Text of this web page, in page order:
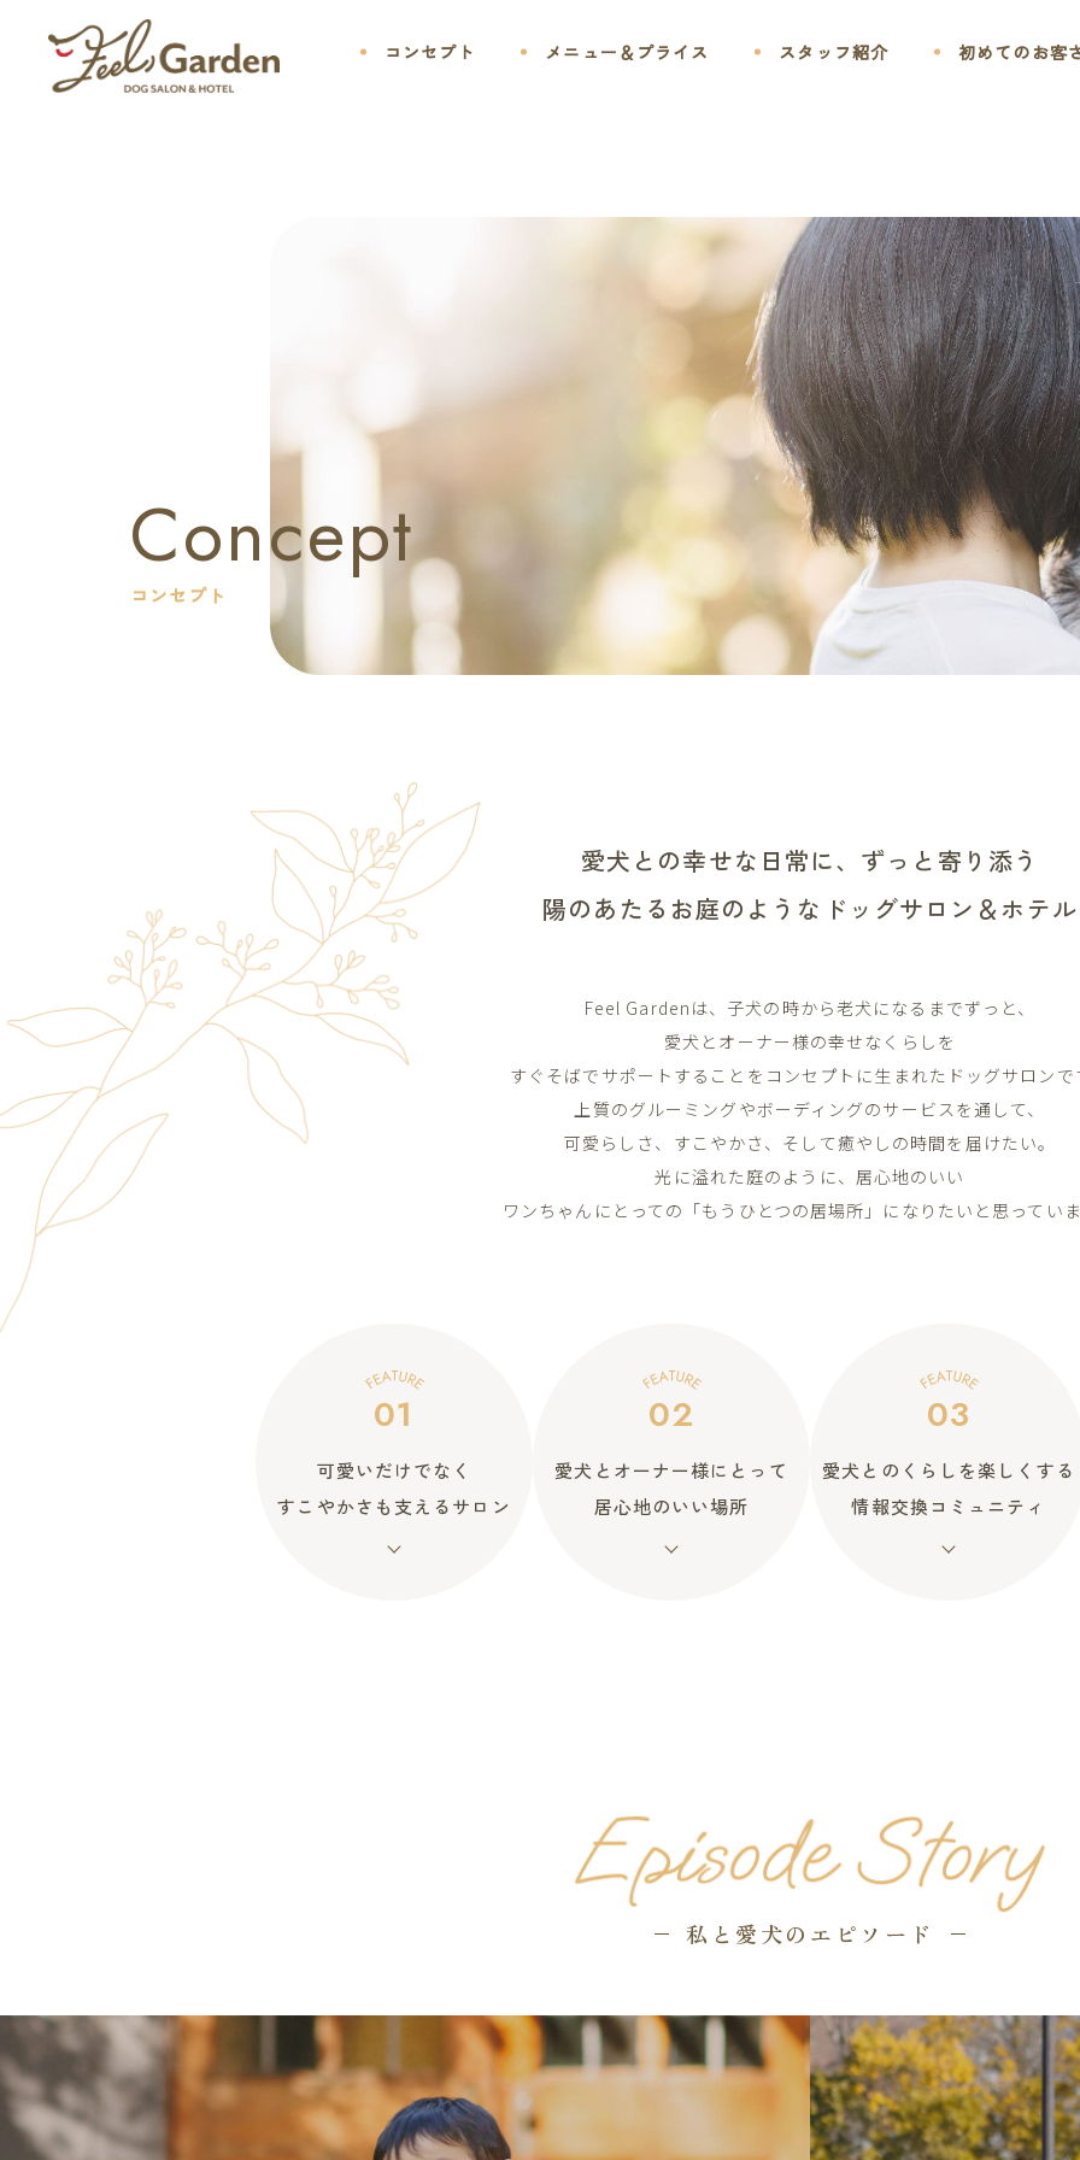
コンセプト メニュー＆プライス スタッフ紹介 初めてのお客
Concept
コンセプト
愛犬との幸せな日常に、 ずっと寄り添う
陽のあたるお庭のような ドッグサロン＆ホテル
Feel Gardenは、子犬の時から老犬になるまでずっと、
愛犬とオーナー様の幸せなくらしを
すぐそばでサポートすることをコンセプトに生まれたドッグサロンで
上質のグルーミングやボーディングのサービスを通して、
可愛らしさ、すこやかさ、そして癒やしの時間を届けたい。
光に溢れた庭のように、居心地のいい
ワンちゃんにとっての「もうひとつの居場所」になりたいと思ってい
01
可愛いだけでなく
すこやかさも支えるサロン
02
愛犬とオーナー様にとって
居心地のいい場所
03
愛犬とのくらしを楽しくする
情報交換コミュニティ
私と愛犬のエピソード